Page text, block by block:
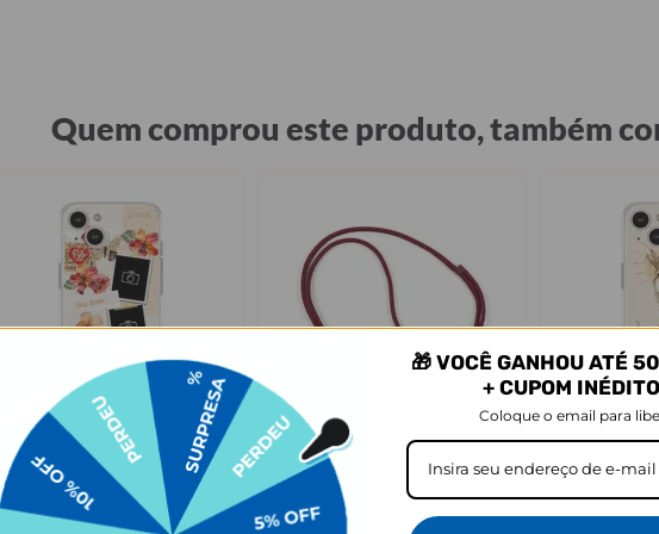
Quem comprou este produto, também
LEVE 2, PAGUE 1
Floral Scrapbook
★
★★ 105079 avaliações
Go Strap - Cordão para Case
★ 60 avaliações
LEVE
🎁 VOCÊ GANHOU ATÉ
+ CUPOM
Coloque o email para